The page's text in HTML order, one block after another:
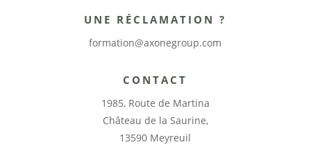
UNE RÉCLAMATION ?
formation@axonegroup.com
CONTACT
1985, Route de Martina
Château de la Saurine,
13590 Meyreuil